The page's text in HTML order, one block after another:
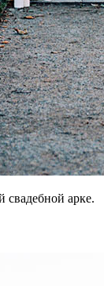
свадебной арке.